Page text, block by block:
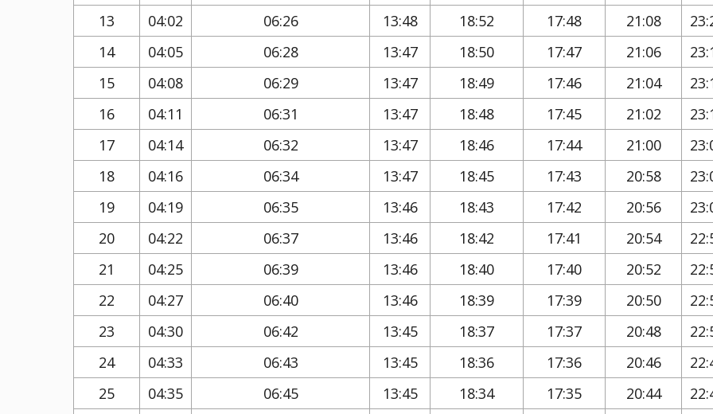
13
04:02 06:26 13:48 18:52 17:48 21:08
14
04:05 06:28 13:47 18:50 17:47 21:06
15
04:08 06:29 13:47 18:49 17:46 21:04
16
04:11 06:31 13:47 18:48 17:45 21:02
17
04:14 06:32 13:47 18:46 17:44 21:00
18
04:16 06:34 13:47 18:45 17:43 20:58
19
04:19 06:35 13:46 18:43 17:42 20:56
20
04:22 06:37 13:46 18:42 17:41 20:54
21
04:25 06:39 13:46 18:40 17:40 20:52
22
04:27 06:40 13:46 18:39 17:39 20:50
23
04:30 06:42 13:45 18:37 17:37 20:48
24
04:33 06:43 13:45 18:36 17:36 20:46
25
04:35 06:45 13:45 18:34 17:35 20:44